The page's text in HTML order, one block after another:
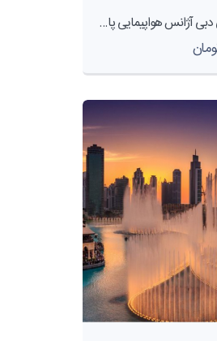
تورهای اقساطی دبی آژانس هواپیمایی پاژسیر مجری تورهای داخلی و خارجی اقساطی از مشهد